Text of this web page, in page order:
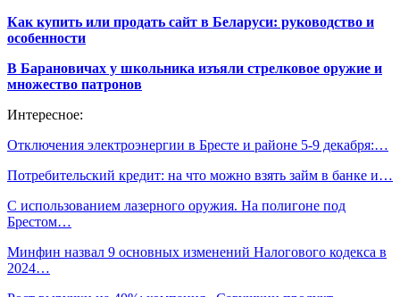
Как купить или продать сайт в Беларуси: руководство и
особенности
В Барановичах у школьника изъяли стрелковое оружие и
множество патронов
Интересное:
Отключения электроэнергии в Бресте и районе 5-9 декабря:…
Потребительский кредит: на что можно взять займ в банке и…
С использованием лазерного оружия. На полигоне под
Брестом…
Минфин назвал 9 основных изменений Налогового кодекса в
2024…